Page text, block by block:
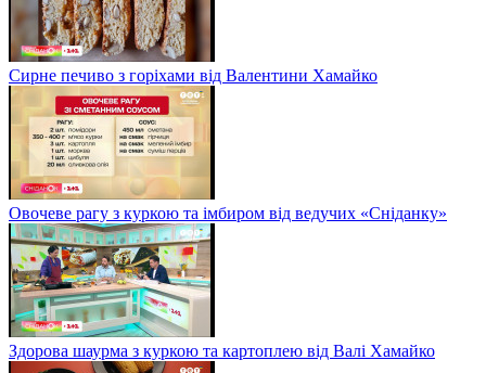
Сирне печиво з горіхами від Валентини Хамайко
Овочеве рагу з куркою та імбиром від ведучих «Сніданку»
Здорова шаурма з куркою та картоплею від Валі Хамайко